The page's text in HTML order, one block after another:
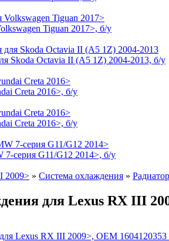
Tiguan 2017>, б/у
Skoda Octavia II (A5 1Z) 2004-2013, б/у
Creta 2016>, б/у
Creta 2016>, б/у
серия G11/G12 2014>, б/у
2009> » Система охлаждения »
для Lexus RX III